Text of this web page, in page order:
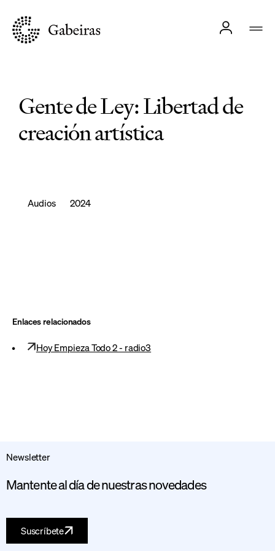
Gente de Ley: Libertad de
creación artística
Audios 2024
Enlaces relacionados
Hoy Empieza Todo 2 - radio3
Newsletter
Mantente al día de nuestras novedades
Suscríbete